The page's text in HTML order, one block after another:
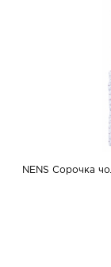
NENS Сорочка